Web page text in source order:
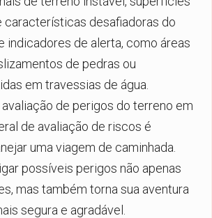
características desafiadoras do
indicadores de alerta, como áreas
de pedras ou
em travessias de água.
de perigos do terreno em
de avaliação de riscos é
uma viagem de caminhada.
possíveis perigos não apenas
mas também torna sua aventura
segura e agradável.